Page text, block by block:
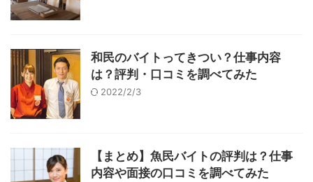
和民のバイトってきつい？仕事内容
は？評判・口コミを調べてみた
2022/2/3
【まとめ】魚民バイトの評判は？仕事
内容や面接の口コミを調べてみた